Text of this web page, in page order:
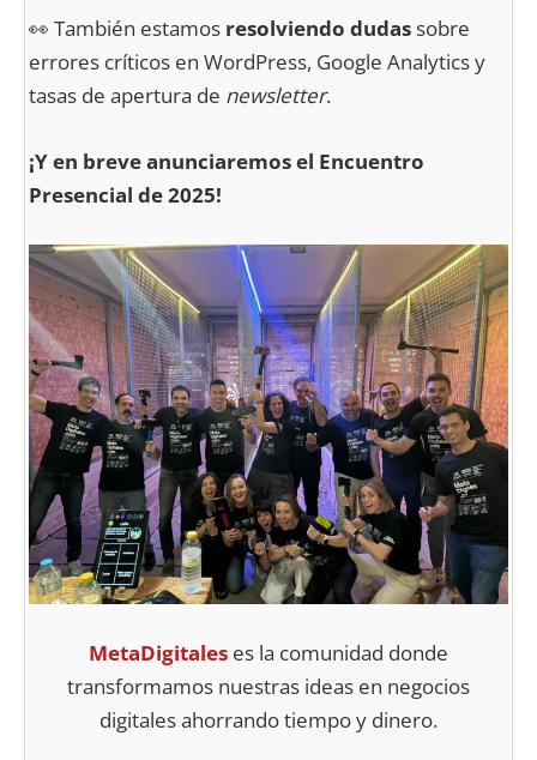
👀 También estamos resolviendo dudassobre
errores críticos en WordPress, Google Analytics y
tasas de apertura de newsletter.
¡Y en breve anunciaremos el Encuentro
Presencial de 2025!
MetaDigitales es la comunidad donde
transformamos nuestras ideas en negocios
digitales ahorrando tiempo y dinero.